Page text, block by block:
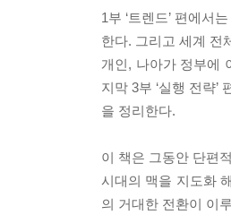
1부 ‘트렌드’ 편에서
한다. 그리고 세계 전
개인, 나아가 정부에
지막 3부 ‘실행 전략
을 정리한다.
이 책은 그동안 단편
시대의 맥을 지도화
의 거대한 전환이 이